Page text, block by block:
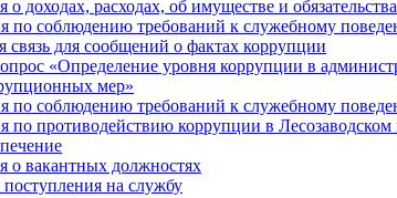
о доходах, расходах, об имуществе и
по соблюдению требований к служебному
связь для сообщений о фактах коррупции
«Определение уровня коррупции в
мер»
по соблюдению требований к служебному
по противодействию коррупции в Лесозаводском
о вакантных должностях
на службу